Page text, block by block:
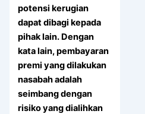
potensi kerugian
dapat dibagi kepada
pihak lain. Dengan
kata lain, pembayaran
premi yang dilakukan
nasabah adalah
seimbang dengan
risiko yang dialihkan